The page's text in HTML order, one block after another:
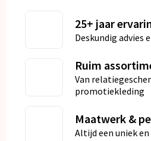
25+ jaar
Deskundig advies
Ruim
Van
promotiekleding
Maatwerk &
Altijd een uniek